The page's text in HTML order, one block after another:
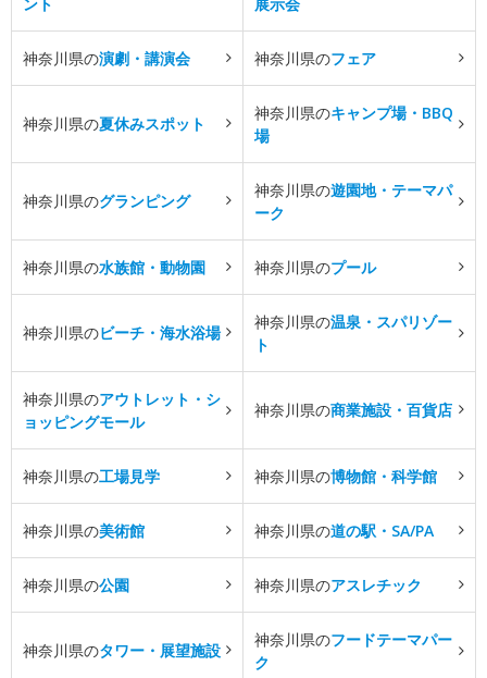
神奈川県の演劇・講演会 神奈川県のフェア
神奈川県の夏休みスポット
神奈川県のキャンプ場・BBQ
場
神奈川県のグランピング
神奈川県の遊園地・テーマパ
ーク
神奈川県の水族館・動物園 神奈川県のプール
神奈川県のビーチ・海水浴場
神奈川県の温泉・スパリゾー
ト
神奈川県のアウトレット・シ
ョッピングモール
神奈川県の商業施設・百貨店
神奈川県の工場見学 神奈川県の博物館・科学館
神奈川県の美術館 神奈川県の道の駅・SA/PA
神奈川県の公園 神奈川県のアスレチック
神奈川県のタワー・展望施設
神奈川県のフードテーマパー
ク